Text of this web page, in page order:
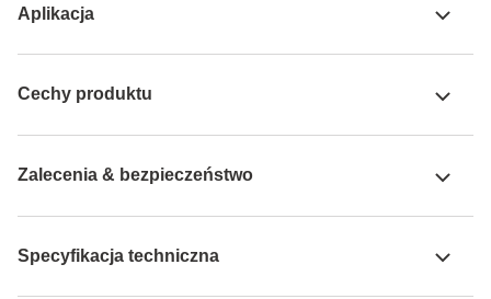
Aplikacja
Cechy produktu
Zalecenia & bezpieczeństwo
Specyfikacja techniczna